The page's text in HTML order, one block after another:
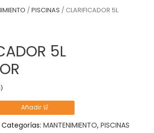
/PISCINAS / CLARIFICADOR 5L
5L
Añadir 🛒
Categorías: MANTENIMIENTO, PISCINAS